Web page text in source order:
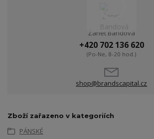
Žanet Bandová
+420 702 136 620
(Po-Ne, 8-20 hod.)
shop@brandscapital.cz
Zboží zařazeno v kategoriích
PÁNSKÉ